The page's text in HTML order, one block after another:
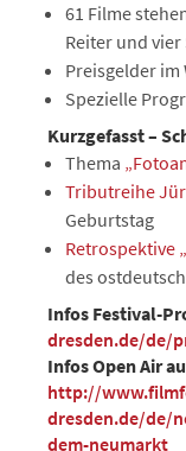
61 Filme
Reiter und
Preisgelder im
Spezielle
Kurzgefasst –
Thema
Tributreihe
Geburtstag
Retrospektive
des
Infos Festival-
dresden.de/de/
Infos Open Air
http://
dresden.de/de/
dem-neumarkt